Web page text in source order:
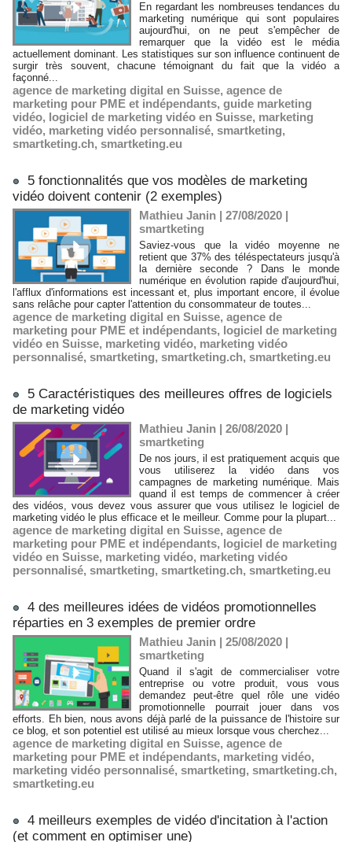
En regardant les nombreuses tendances du
marketing numérique qui sont populaires
aujourd'hui, on ne peut s'empêcher de
remarquer que la vidéo est le média
actuellement dominant. Les statistiques sur son influence continuent de
surgir très souvent, chacune témoignant du fait que la vidéo a
façonné...
agence de marketing digital en Suisse, agence de
marketing pour PME et indépendants, guide marketing
vidéo, logiciel de marketing vidéo en Suisse, marketing
vidéo, marketing vidéo personnalisé, smartketing,
smartketing.ch, smartketing.eu
5 fonctionnalités que vos modèles de marketing
vidéo doivent contenir (2 exemples)
Mathieu Janin | 27/08/2020 |
smartketing
Saviez-vous que la vidéo moyenne ne
retient que 37% des téléspectateurs jusqu'à
la dernière seconde ? Dans le monde
numérique en évolution rapide d'aujourd'hui,
l'afflux d'informations est incessant et, plus important encore, il évolue
sans relâche pour capter l'attention du consommateur de toutes...
agence de marketing digital en Suisse, agence de
marketing pour PME et indépendants, logiciel de marketing
vidéo en Suisse, marketing vidéo, marketing vidéo
personnalisé, smartketing, smartketing.ch, smartketing.eu
5 Caractéristiques des meilleures offres de logiciels
de marketing vidéo
Mathieu Janin | 26/08/2020 |
smartketing
De nos jours, il est pratiquement acquis que
vous utiliserez la vidéo dans vos
campagnes de marketing numérique. Mais
quand il est temps de commencer à créer
des vidéos, vous devez vous assurer que vous utilisez le logiciel de
marketing vidéo le plus efficace et le meilleur. Comme pour la plupart...
agence de marketing digital en Suisse, agence de
marketing pour PME et indépendants, logiciel de marketing
vidéo en Suisse, marketing vidéo, marketing vidéo
personnalisé, smartketing, smartketing.ch, smartketing.eu
4 des meilleures idées de vidéos promotionnelles
réparties en 3 exemples de premier ordre
Mathieu Janin | 25/08/2020 |
smartketing
Quand il s'agit de commercialiser votre
entreprise ou votre produit, vous vous
demandez peut-être quel rôle une vidéo
promotionnelle pourrait jouer dans vos
efforts. Eh bien, nous avons déjà parlé de la puissance de l'histoire sur
ce blog, et son potentiel est utilisé au mieux lorsque vous cherchez...
agence de marketing digital en Suisse, agence de
marketing pour PME et indépendants, marketing vidéo,
marketing vidéo personnalisé, smartketing, smartketing.ch,
smartketing.eu
4 meilleurs exemples de vidéo d'incitation à l'action
(et comment en optimiser une)